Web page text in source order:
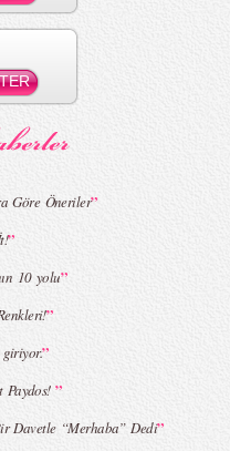
MBFWI - Zeynep Erdoğan 2015 Yaz
- Burçe Bekrek 2015 Yaz Koleksiyonu
Göre Öneriler”
”
10 yolu”
”
”
Paydos!”
Davetle “Merhaba” Dedi”